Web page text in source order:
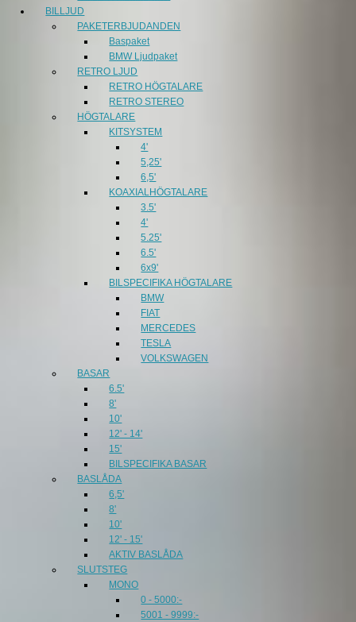
BILLJUD
PAKETERBJUDANDEN
Baspaket
BMW Ljudpaket
RETRO LJUD
RETRO HÖGTALARE
RETRO STEREO
HÖGTALARE
KITSYSTEM
4'
5,25'
6,5'
KOAXIALHÖGTALARE
3.5'
4'
5.25'
6.5'
6x9'
BILSPECIFIKA HÖGTALARE
BMW
FIAT
MERCEDES
TESLA
VOLKSWAGEN
BASAR
6.5'
8'
10'
12' - 14'
15'
BILSPECIFIKA BASAR
BASLÅDA
6,5'
8'
10'
12' - 15'
AKTIV BASLÅDA
SLUTSTEG
MONO
0 - 5000:-
5001 - 9999:-